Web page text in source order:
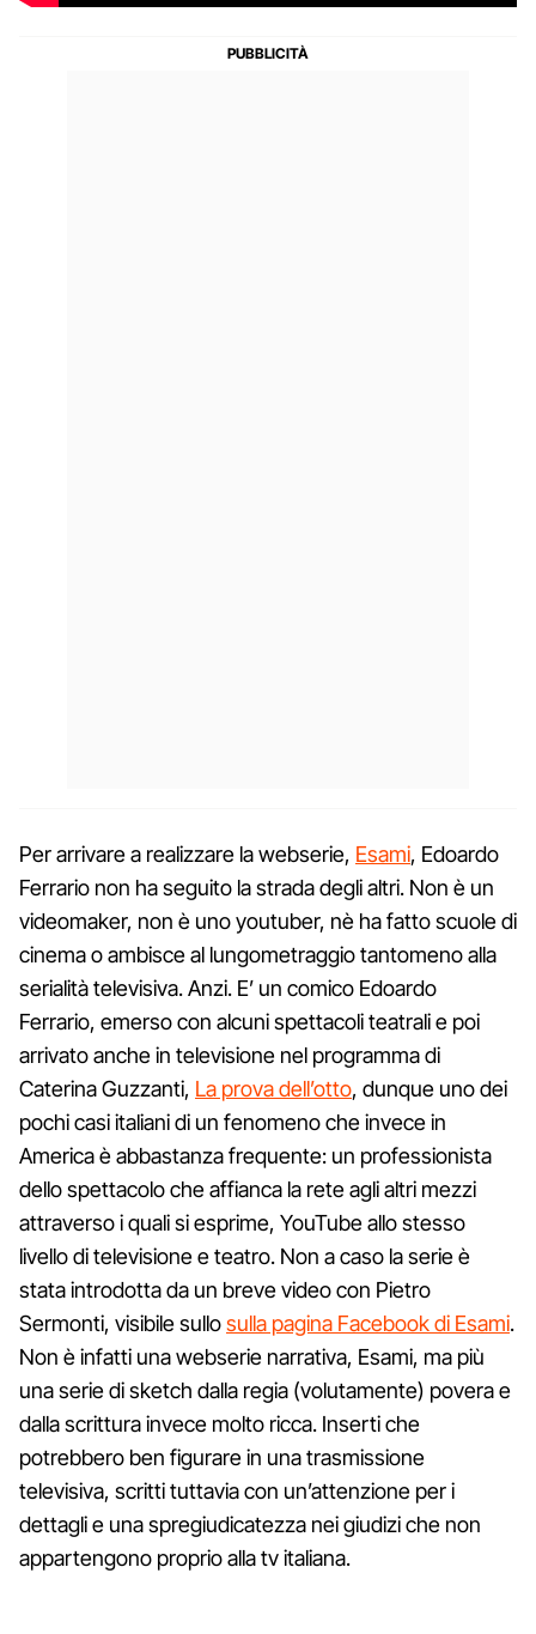
Per arrivare a realizzare la webserie, Esami, Edoardo
Ferrario non ha seguito la strada degli altri. Non è un
videomaker, non è uno youtuber, nè ha fatto scuole di
cinema o ambisce al lungometraggio tantomeno alla
serialità televisiva. Anzi. E’ un comico Edoardo
Ferrario, emerso con alcuni spettacoli teatrali e poi
arrivato anche in televisione nel programma di
Caterina Guzzanti, La prova dell’otto, dunque uno dei
pochi casi italiani di un fenomeno che invece in
America è abbastanza frequente: un professionista
dello spettacolo che affianca la rete agli altri mezzi
attraverso i quali si esprime, YouTube allo stesso
livello di televisione e teatro. Non a caso la serie è
stata introdotta da un breve video con Pietro
Sermonti, visibile sullosulla pagina Facebook di Esami.
Non è infatti una webserie narrativa, Esami, ma più
una serie di sketch dalla regia (volutamente) povera e
dalla scrittura invece molto ricca. Inserti che
potrebbero ben figurare in una trasmissione
televisiva, scritti tuttavia con un’attenzione per i
dettagli e una spregiudicatezza nei giudizi che non
appartengono proprio alla tv italiana.